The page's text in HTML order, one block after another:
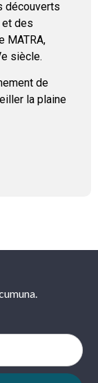
découverts
des
MATRA,
siècle.
de
la plaine